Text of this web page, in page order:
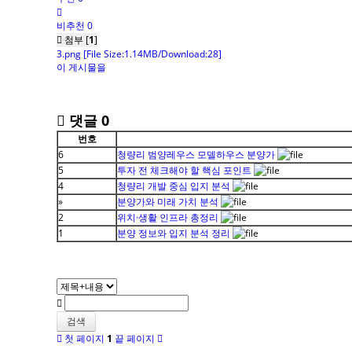
비추천 0
첨부 [1]
3.png [File Size:1.14MB/Download:28]
이 게시물을
댓글 0
번호
6
청량리 범양레우스 모델하우스 분양가
5
투자 전 체크해야 할 핵심 포인트
4
청량리 개발 중심 입지 분석
»
분양가와 미래 가치 분석
2
위치·생활 인프라 총정리
1
분양 정보와 입지 분석 정리
검색
첫 페이지 1 끝 페이지